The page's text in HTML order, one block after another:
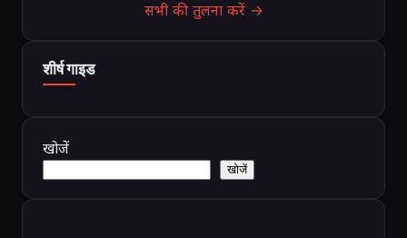
सभी की तुलना करें →
शीर्ष गाइड
खोजें
खोजें